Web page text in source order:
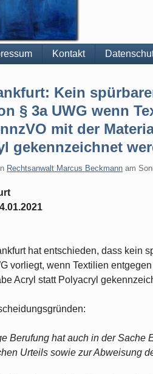
Kontakt
Kein
§ 3a UWG wenn
mit der
gekennzeichnet
Rechtsanwalt Marcus Beckmann am
hat entschieden, dass kein
vorliegt, wenn Textilien
Acryl statt Polyacryl
Berufung hat auch in der Sache
Urteils sowie zur Abweisung